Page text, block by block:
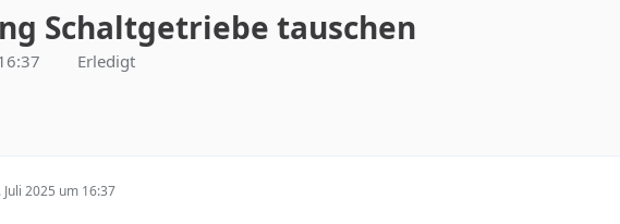
Schaltgetriebe tauschen
Erledigt
Juli 2025 um 16:37